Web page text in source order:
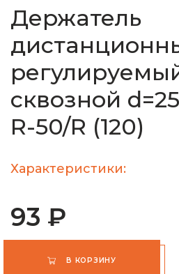
Держатель
сквозной
R-50/R (120)
Характеристики:
93 ₽
В КОРЗИНУ